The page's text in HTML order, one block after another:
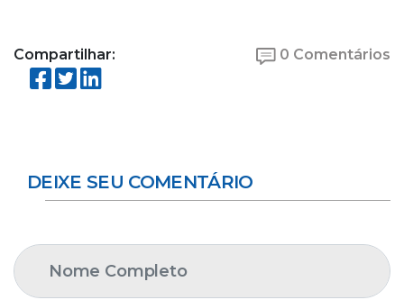
Compartilhar: 0 Comentários
DEIXE SEU COMENTÁRIO